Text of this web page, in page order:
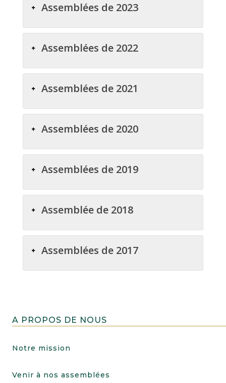
Assemblées de 2023
Assemblées de 2022
Assemblées de 2021
Assemblées de 2020
Assemblées de 2019
Assemblée de 2018
Assemblées de 2017
A PROPOS DE NOUS
Notre mission
Venir à nos assemblées